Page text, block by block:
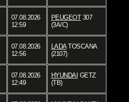
07.08.2026
12:59
PEUGEOT307
(3A/C)
07.08.2026
12:56
LADATOSCANA
(2107)
07.08.2026
12:49
HYUNDAI GETZ
(TB)